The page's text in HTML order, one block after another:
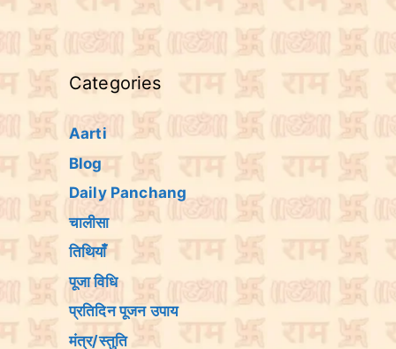
Categories
Aarti
Blog
Daily Panchang
चालीसा
तिथियांँ
पूजा विधि
प्रतिदिन पूजन उपाय
मंत्र/स्तुति